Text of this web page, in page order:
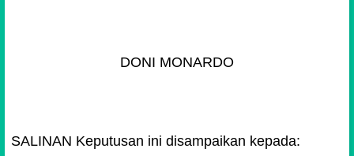
DONI MONARDO
SALINAN Keputusan ini disampaikan kepada: